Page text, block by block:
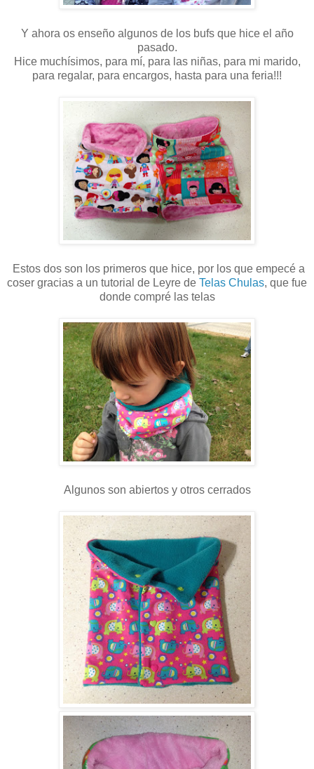
Y ahora os enseño algunos de los bufs que hice el año
pasado.
Hice muchísimos, para mí, para las niñas, para mi marido,
para regalar, para encargos, hasta para una feria!!!
Estos dos son los primeros que hice, por los que empecé a
coser gracias a un tutorial de Leyre de Telas Chulas, que fue
donde compré las telas
Algunos son abiertos y otros cerrados